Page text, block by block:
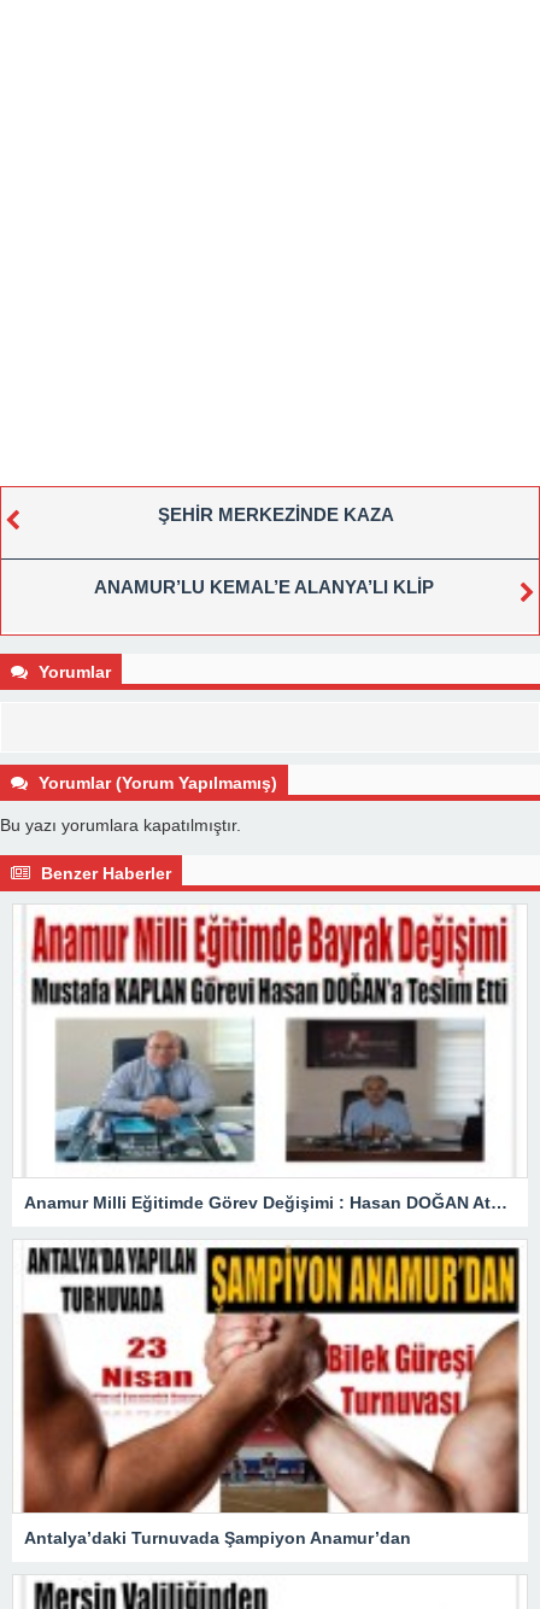
ŞEHİR MERKEZİNDE KAZA
ANAMUR’LU KEMAL’E ALANYA’LI KLİP
Yorumlar
Yorumlar (Yorum Yapılmamış)
Bu yazı yorumlara kapatılmıştır.
Benzer Haberler
Anamur Milli Eğitimde Görev Değişimi : Hasan DOĞAN Atandı
Antalya’daki Turnuvada Şampiyon Anamur’dan